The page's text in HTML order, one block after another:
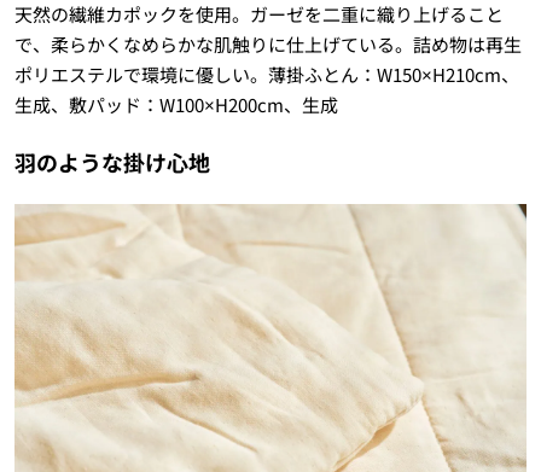
天然の繊維カポックを使用。ガーゼを二重に織り上げること
で、柔らかくなめらかな肌触りに仕上げている。詰め物は再生
ポリエステルで環境に優しい。薄掛ふとん：W150×H210cm、
生成、敷パッド：W100×H200cm、生成
羽のような掛け心地